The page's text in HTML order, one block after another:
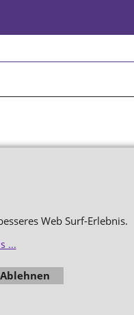
Web Surf-Erlebnis.
...
Ablehnen